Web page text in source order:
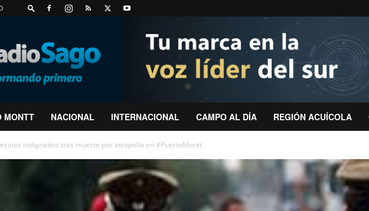
MONTT NACIONAL INTERNACIONAL CAMPO AL DÍA REGIÓN ACUÍCOLA
indignados tras muerte por atropello en #PuertoMontt.